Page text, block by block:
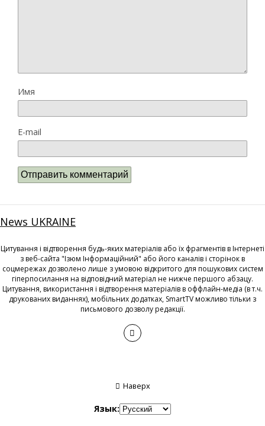
Имя
E-mail
News UKRAINE
Цитування і відтворення будь-яких матеріалів або їх фрагментів в Інтернеті
з веб-сайта "Ізюм Інформаційний" або його каналів і сторінок в
соцмережах дозволено лише з умовою відкритого для пошукових систем
гіперпосилання на відповідний матеріал не нижче першого абзацу.
Цитування, використання і відтворення матеріалів в оффлайн-медіа (в т.ч.
друкованих виданнях), мобільних додатках, SmartTV можливо тільки з
письмового дозволу редакції.
Наверх
Язык: